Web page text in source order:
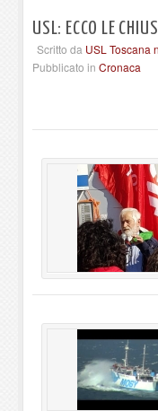
USL: ECCO LE
Scritto da USL Toscana
Pubblicato in Cronaca